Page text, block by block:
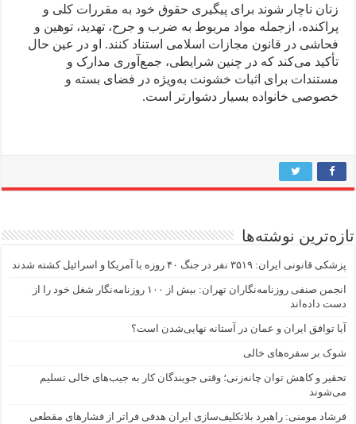
زنان ناچار شوند برای پیگیری حقوق خود به مقررات کلی و
پراکنده، از‌جمله مواد مربوط به ضرب و جرح، تهدید، توهین و
فحاشی در قانون مجازات اسلامی‌ استناد کنند. او در عین حال
تأکید می‌کند که در چنین شرایطی، جمع‌آوری مدارک و
مستندات برای اثبات خشونت به‌ویژه در فضای بسته و
خصوصی خانواده بسیار دشوارتر است.
تازه‌ترین نوشته‌ها
پزشکی قانونی ایران: ۳۵۱۹ نفر در جنگ ۴۰ روزه با آمریکا و اسرائیل کشته شدند
انجمن صنفی روزنامه‌نگاران تهران: بیش از ۱۰۰ روزنامه‌نگار شغل خود را از
دست داده‌اند
آیا توافق ایران و عمان در آستانه نهایی‌شدن است؟
شوک بر سفره‌های خالی
تحقیر و کاهش توان چانه‌زنی؛ وقتی جویندگان کار به جیب‌‌های خالی تسلیم
می‌شوند
فرشاد مومنی: راهبرد بلاتکلیف‌سازی ایران هدفی فراتر از فشارهای مقطعی